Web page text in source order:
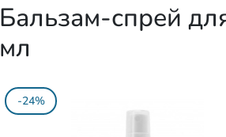
Бальзам-спрей
мл
-24%